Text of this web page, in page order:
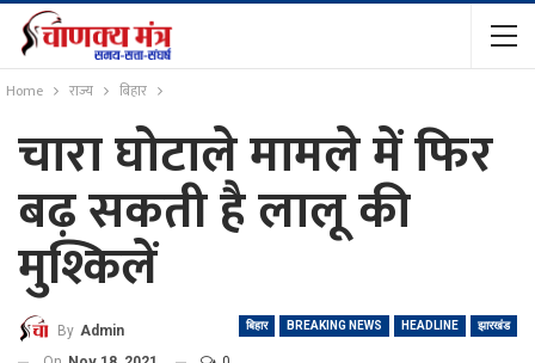
Home राज्य बिहार
चारा घोटाले मामले में फिर
बढ़ सकती है लालू की
मुश्किलें
बिहार BREAKING NEWS HEADLINE झारखंड
By Admin